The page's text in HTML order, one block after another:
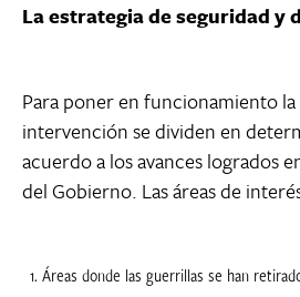
La estrategia de seguridad y
Para poner en funcionamiento la
intervención se dividen en
acuerdo a los avances logrados
del Gobierno. Las áreas de
Áreas donde las guerrillas se han